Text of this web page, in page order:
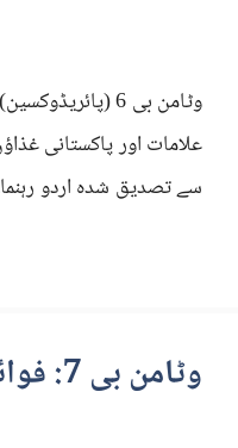
وٹامن بی 6
علامات اور پاکستانی
سے تصدیق شدہ اردو
وٹامن بی 7: فوائد، مقدار اور احتیاط